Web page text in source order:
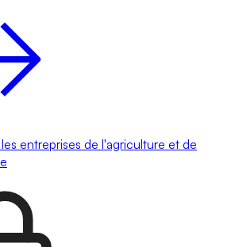
entreprises de l'agriculture et de